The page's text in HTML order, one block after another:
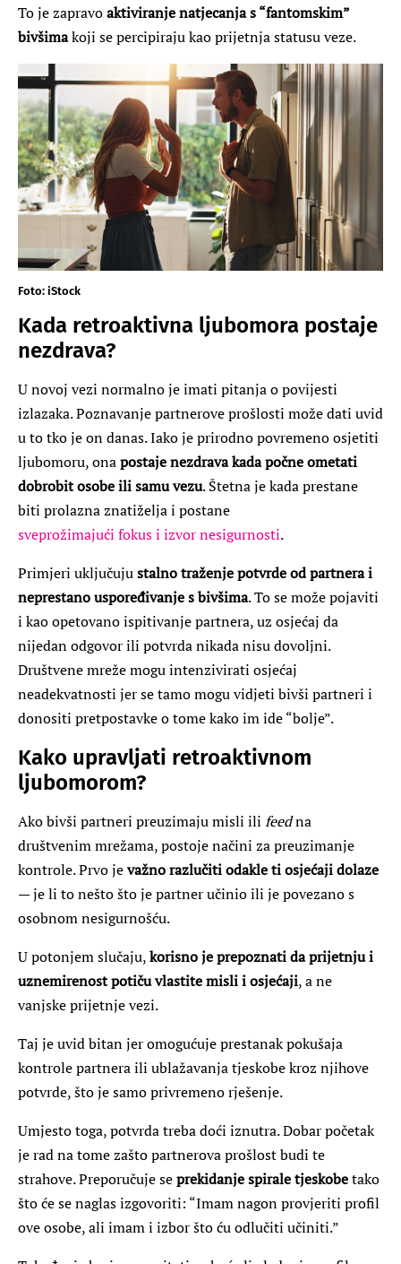
To je zapravoaktiviranje natjecanja s “fantomskim”
bivšimakoji se percipiraju kao prijetnja statusu veze.
Foto: iStock
Kada retroaktivna ljubomora postaje
nezdrava?
U novoj vezi normalno je imati pitanja o povijesti
izlazaka. Poznavanje partnerove prošlosti može dati uvid
u to tko je on danas. Iako je prirodno povremeno osjetiti
ljubomoru, onapostaje nezdrava kada počne ometati
dobrobit osobe ili samu vezu. Štetna je kada prestane
biti prolazna znatiželja i postane
sveprožimajući fokus i izvor nesigurnosti.
Primjeri uključujustalno traženje potvrde od partnera i
neprestano uspoređivanje s bivšima. To se može pojaviti
i kao opetovano ispitivanje partnera, uz osjećaj da
nijedan odgovor ili potvrda nikada nisu dovoljni.
Društvene mreže mogu intenzivirati osjećaj
neadekvatnosti jer se tamo mogu vidjeti bivši partneri i
donositi pretpostavke o tome kako im ide “bolje”.
Kako upravljati retroaktivnom
ljubomorom?
Ako bivši partneri preuzimaju misli ili feedna
društvenim mrežama, postoje načini za preuzimanje
kontrole. Prvo jevažno razlučiti odakle ti osjećaji dolaze
— je li to nešto što je partner učinio ili je povezano s
osobnom nesigurnošću.
U potonjem slučaju,korisno je prepoznati da prijetnju i
uznemirenost potiču vlastite misli i osjećaji, a ne
vanjske prijetnje vezi.
Taj je uvid bitan jer omogućuje prestanak pokušaja
kontrole partnera ili ublažavanja tjeskobe kroz njihove
potvrde, što je samo privremeno rješenje.
Umjesto toga, potvrda treba doći iznutra. Dobar početak
je rad na tome zašto partnerova prošlost budi te
strahove. Preporučuje seprekidanje spirale tjeskobetako
što će se naglas izgovoriti: “Imam nagon provjeriti profil
ove osobe, ali imam i izbor što ću odlučiti učiniti.”